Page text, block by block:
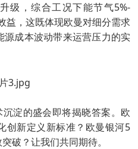
级，综合工况下能节气5%-
益，这既体现欧曼对细分需求
成本波动带来运营压力的实
淀的盛会即将揭晓答案。欧
创新定义新标准？欧曼银河5
破？让我们共同期待。